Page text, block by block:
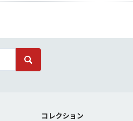
サイト内検索
コレクション